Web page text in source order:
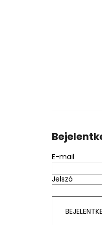
E-mail
Jelszó